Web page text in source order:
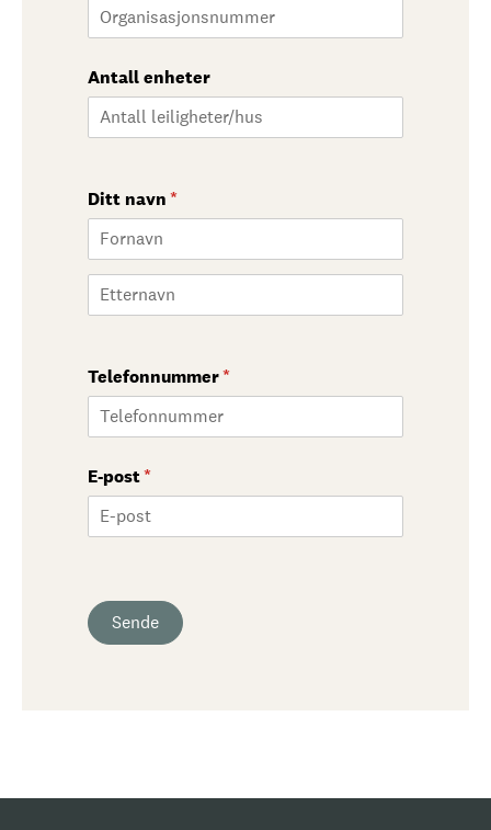
Antall enheter
Ditt navn*
(nødvendig)
Telefonnummer*
(nødvendig)
E-post*
(nødvendig)
Sende